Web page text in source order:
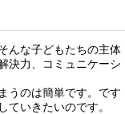
んな子どもたちの主体
決力、コミュニケーシ
うのは簡単です。です
いきたいのです。